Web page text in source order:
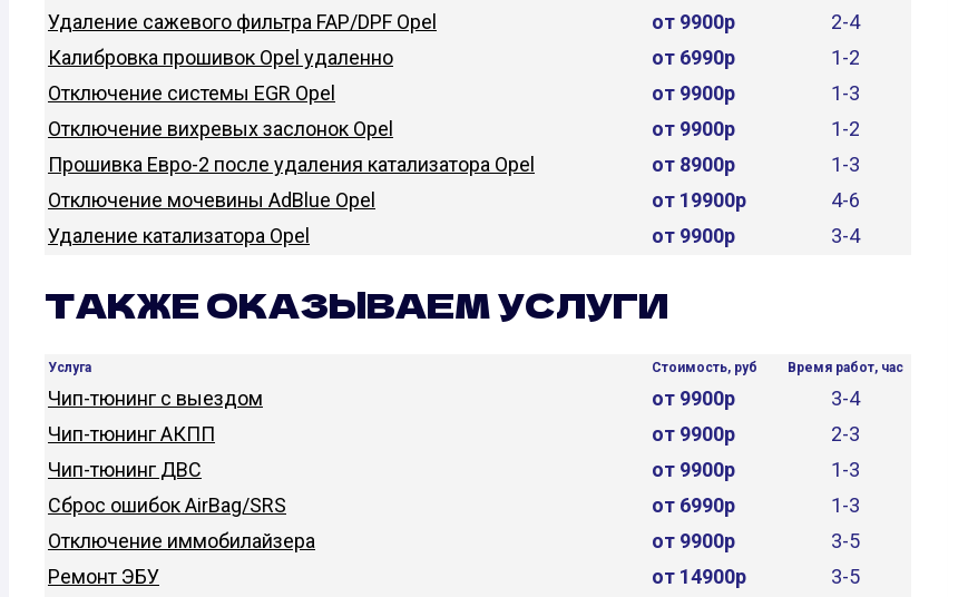
Удаление сажевого фильтра FAP/DPF Opel
от 9900р
2-4
Калибровка прошивок Opel удаленно
от 6990р
1-2
Отключение системы EGR Opel
от 9900р
1-3
Отключение вихревых заслонок Opel
от 9900р
1-2
Прошивка Евро-2 после удаления катализатора Opel
от 8900р
1-3
Отключение мочевины AdBlue Opel
от 19900р
4-6
Удаление катализатора Opel
от 9900р 3-4
ТАКЖЕ ОКАЗЫВАЕМ УСЛУГИ
Услуга Стоимость, руб Время работ, час
Чип-тюнинг с выездом от 9900р
3-4
Чип-тюнинг АКПП
от 9900р
2-3
Чип-тюнинг ДВС
от 9900р
1-3
Сброс ошибок AirBag/SRS
от 6990р
1-3
Отключение иммобилайзера
от 9900р
3-5
Ремонт ЭБУ
от 14900р
3-5